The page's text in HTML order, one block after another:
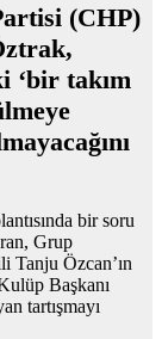
(CHP)
‘bir takım
bir soru
Grup
Özcan’ın
Başkanı
tartışmayı